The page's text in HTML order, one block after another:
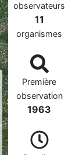
observateurs
11
organismes
Première
observation
1963